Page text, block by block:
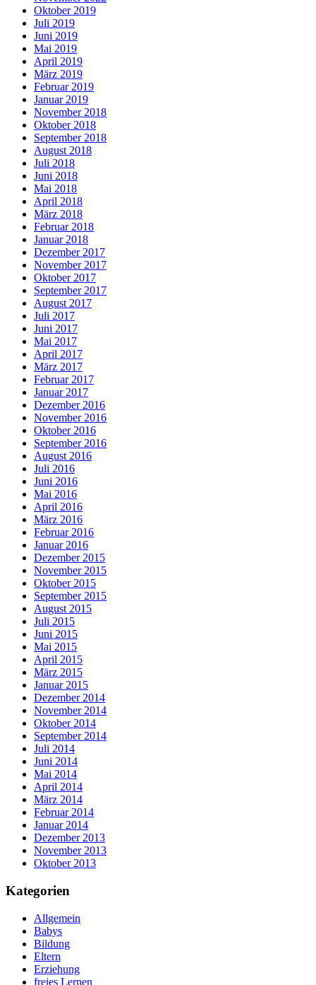
Oktober 2019
Juli 2019
Juni 2019
Mai 2019
April 2019
März 2019
Februar 2019
Januar 2019
November 2018
Oktober 2018
September 2018
August 2018
Juli 2018
Juni 2018
Mai 2018
April 2018
März 2018
Februar 2018
Januar 2018
Dezember 2017
November 2017
Oktober 2017
September 2017
August 2017
Juli 2017
Juni 2017
Mai 2017
April 2017
März 2017
Februar 2017
Januar 2017
Dezember 2016
November 2016
Oktober 2016
September 2016
August 2016
Juli 2016
Juni 2016
Mai 2016
April 2016
März 2016
Februar 2016
Januar 2016
Dezember 2015
November 2015
Oktober 2015
September 2015
August 2015
Juli 2015
Juni 2015
Mai 2015
April 2015
März 2015
Januar 2015
Dezember 2014
November 2014
Oktober 2014
September 2014
Juli 2014
Juni 2014
Mai 2014
April 2014
März 2014
Februar 2014
Januar 2014
Dezember 2013
November 2013
Oktober 2013
Kategorien
Allgemein
Babys
Bildung
Eltern
Erziehung
freies Lernen